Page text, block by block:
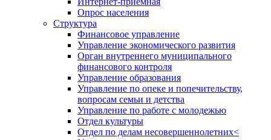
Опрос населения
Структура
Финансовое управление
Управление экономического развития
Орган внутреннего муниципального
финансового контроля
Управление образования
Управление по опеке и попечительству,
вопросам семьи и детства
Управление по работе с молодежью
Отдел культуры
Отдел по делам несовершеннолетних<